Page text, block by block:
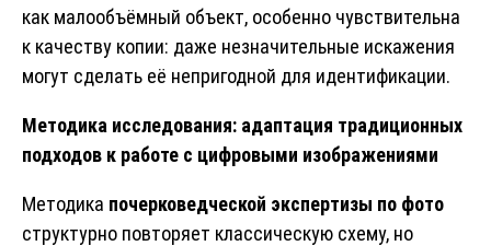
как малообъёмный объект, особенно чувствительна
к качеству копии: даже незначительные искажения
могут сделать её непригодной для идентификации.
Методика исследования: адаптация традиционных
подходов к работе с цифровыми изображениями
Методика почерковедческой экспертизы по фото
структурно повторяет классическую схему, но